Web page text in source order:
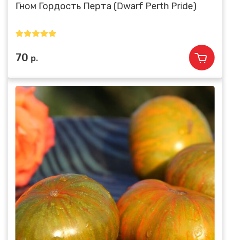
Гном Гордость Перта (Dwarf Perth Pride)
70 р.